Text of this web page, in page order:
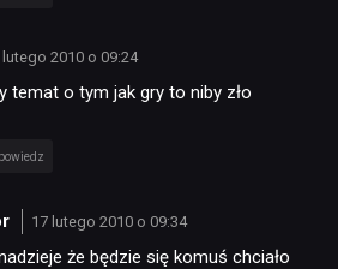
lutego 2010 o 09:24
temat o tym jak gry to niby zło
17 lutego 2010 o 09:34
że będzie się komuś chciało